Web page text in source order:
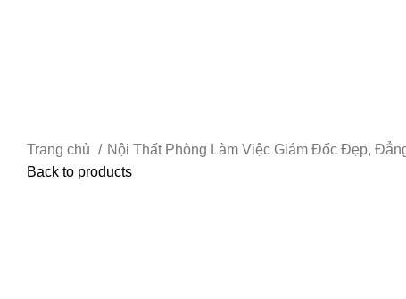
Trang chủ Nội Thất Phòng Làm Việc Giám Đốc Đẹp,
Back to products